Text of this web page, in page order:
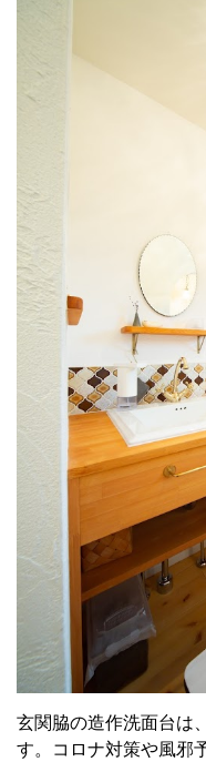
玄関脇の造作洗面台は
す。コロナ対策や風邪